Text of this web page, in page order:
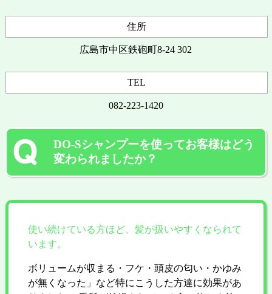
住所
広島市中区鉄砲町8-24 302
TEL
082-223-1420
DO-Sシャンプーを使ってお客様はどう
変わられましたか？
使い続けている方ほど、髪が扱いやすくなられて
います。
ボリュームが収まる・フケ・頭皮の匂い・かゆみ
が無くなった」など特にこうした方達に効果があ